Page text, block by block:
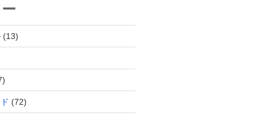
(13)
(72)